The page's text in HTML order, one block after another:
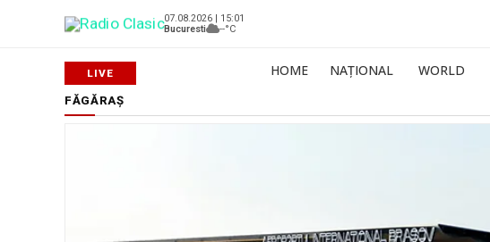
07.08.2026 | 15:01
Bucuresti
--°C
HOME NAȚIONAL WORLD
FĂGĂRAȘ